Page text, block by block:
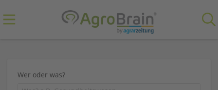
Wer oder was?